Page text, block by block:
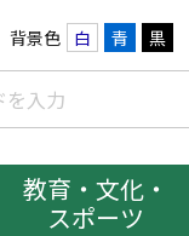
背景色 白 青 黒
教育・文化・
スポーツ